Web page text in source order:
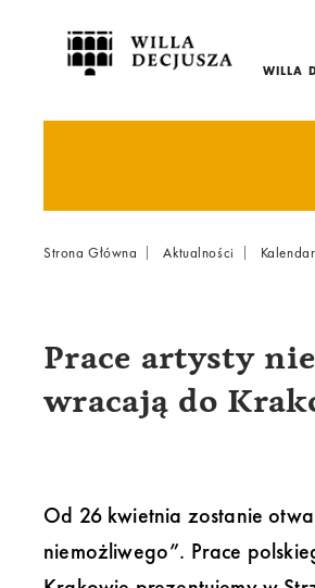
WILLA
Breadcrumb
Strona Główna Aktualności
Prace artysty
wracają do
Od 26 kwietnia zostanie
niemożliwego”. Prace